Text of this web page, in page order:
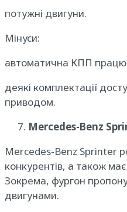
потужні двигуни.
Мінуси:
автоматична КПП
деякі комплектації
приводом.
Mercedes-Benz
Mercedes-Benz Sprinter
конкурентів, а також має
Зокрема, фургон
двигунами.